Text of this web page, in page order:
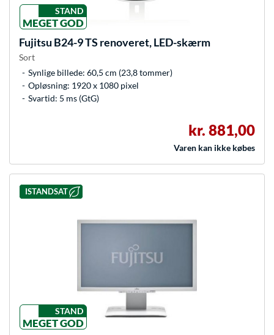
STAND
MEGET GOD
Fujitsu B24-9 TS renoveret, LED-skærm
Sort
Synlige billede: 60,5 cm (23,8 tommer)
Opløsning: 1920 x 1080 pixel
Svartid: 5 ms (GtG)
kr. 881,00
Varen kan ikke købes
ISTANDSAT
STAND
MEGET GOD